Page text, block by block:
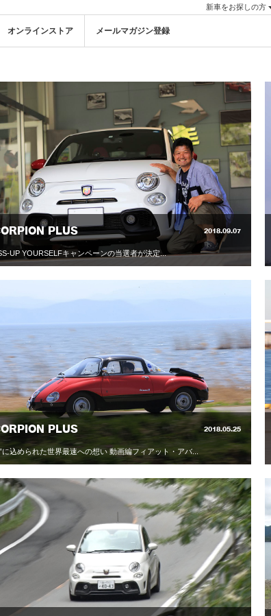
新車をお探しの方
オンラインストア メールマガジン登録
PLUS 2018.09.07
UP YOURSELFキャンペーンの当選者が決定...
PLUS 2018.05.25
に込められた世界最速への想い 動画編フィアット・アバ...